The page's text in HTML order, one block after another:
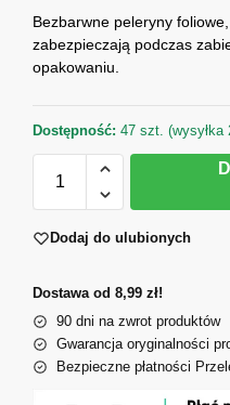
Bezbarwne peleryny
zabezpieczają podczas
opakowaniu.
Dostępność: 47 szt. (wysyłka
Dodaj do ulubionych
Dostawa od 8,99 zł!
90 dni na zwrot produktów
Gwarancja oryginalności
Bezpieczne płatności